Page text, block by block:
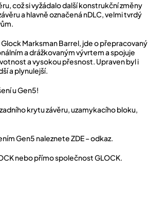
což si vyžádalo další konstrukční změny
a hlavně označená nDLC, velmi tvrdý
Marksman Barrel, jde o přepracovaný
a drážkovaným vývrtem a spojuje
a vysokou přesnost. Upraven byl i
a plynulejší.
u Gen5!
krytu závěru, uzamykacího bloku,
Gen5 naleznete ZDE – odkaz.
nebo přímo společnost GLOCK.